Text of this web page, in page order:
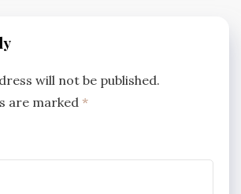
will not be published.
are marked *